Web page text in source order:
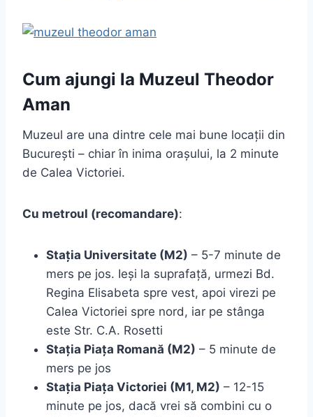
Cum ajungi la Muzeul Theodor
Aman
Muzeul are una dintre cele mai bune locații din
București – chiar în inima orașului, la 2 minute
de Calea Victoriei.
Cu metroul (recomandare):
Stația Universitate (M2) – 5-7 minute de
mers pe jos. Ieși la suprafață, urmezi Bd.
Regina Elisabeta spre vest, apoi virezi pe
Calea Victoriei spre nord, iar pe stânga
este Str. C.A. Rosetti
Stația Piața Romană (M2) – 5 minute de
mers pe jos
Stația Piața Victoriei (M1, M2) – 12-15
minute pe jos, dacă vrei să combini cu o